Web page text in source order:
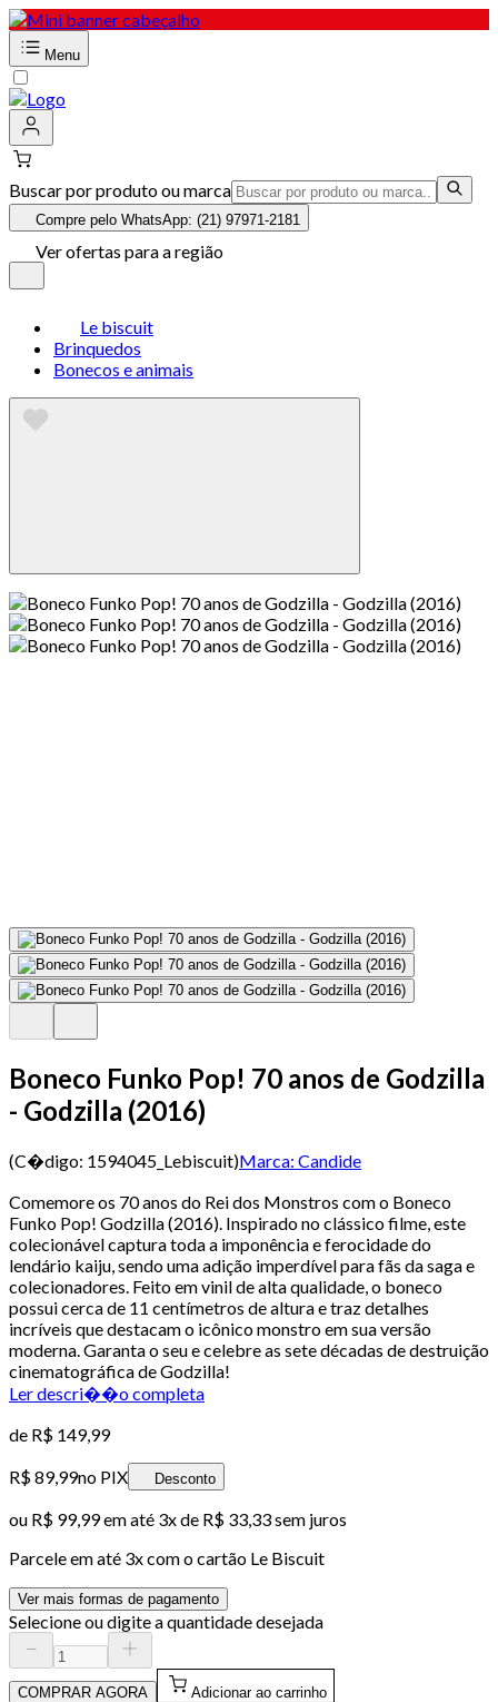
Menu
Buscar por produto ou marca
Compre pelo WhatsApp: (21) 97971-2181
Ver ofertas para a região
Le biscuit
Brinquedos
Bonecos e animais
Boneco Funko Pop! 70 anos de Godzilla
- Godzilla (2016)
(C�digo: 1594045_Lebiscuit)Marca: Candide
Comemore os 70 anos do Rei dos Monstros com o Boneco
Funko Pop! Godzilla (2016). Inspirado no clássico filme, este
colecionável captura toda a imponência e ferocidade do
lendário kaiju, sendo uma adição imperdível para fãs da saga e
colecionadores. Feito em vinil de alta qualidade, o boneco
possui cerca de 11 centímetros de altura e traz detalhes
incríveis que destacam o icônico monstro em sua versão
moderna. Garanta o seu e celebre as sete décadas de destruição
cinematográfica de Godzilla!
Ler descri��o completa
de R$ 149,99
R$ 89,99no PIX Desconto
ou R$ 99,99em até 3x de R$ 33,33 sem juros
Parcele em até 3x com o cartão Le Biscuit
Ver mais formas de pagamento
Selecione ou digite a quantidade desejada
COMPRAR AGORA Adicionar ao carrinho